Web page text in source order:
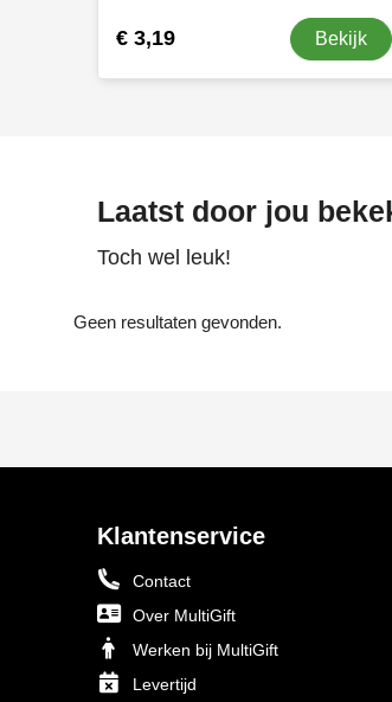
€ 3,19 Bekijk
Laatst door jou
Toch wel leuk!
Geen resultaten gevonden.
Klantenservice
Contact
Over MultiGift
Werken bij MultiGift
Levertijd